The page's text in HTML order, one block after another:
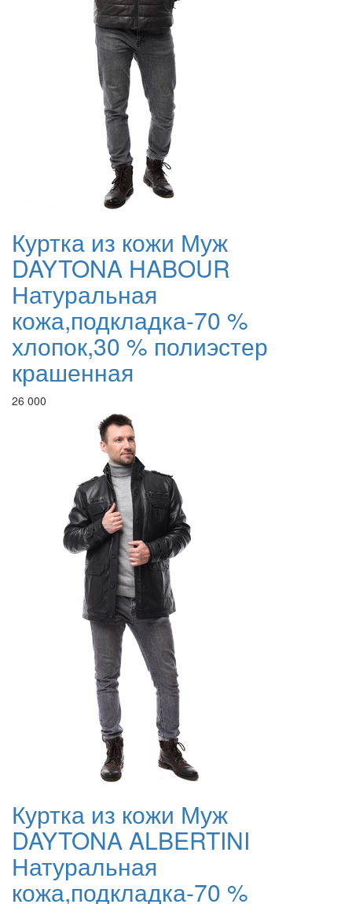
Куртка из кожи Муж
DAYTONA HABOUR
Натуральная
кожа,подкладка-70 %
хлопок,30 % полиэстер
крашенная
26 000
Куртка из кожи Муж
DAYTONA ALBERTINI
Натуральная
кожа,подкладка-70 %